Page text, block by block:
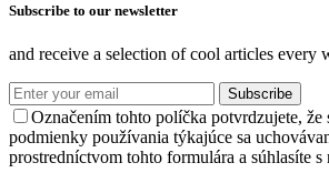
Subscribe to our newsletter
and receive a selection of cool articles every
Subscribe
Označením tohto políčka potvrdzujete, že
podmienky používania týkajúce sa
prostredníctvom tohto formulára a súhlasíte s